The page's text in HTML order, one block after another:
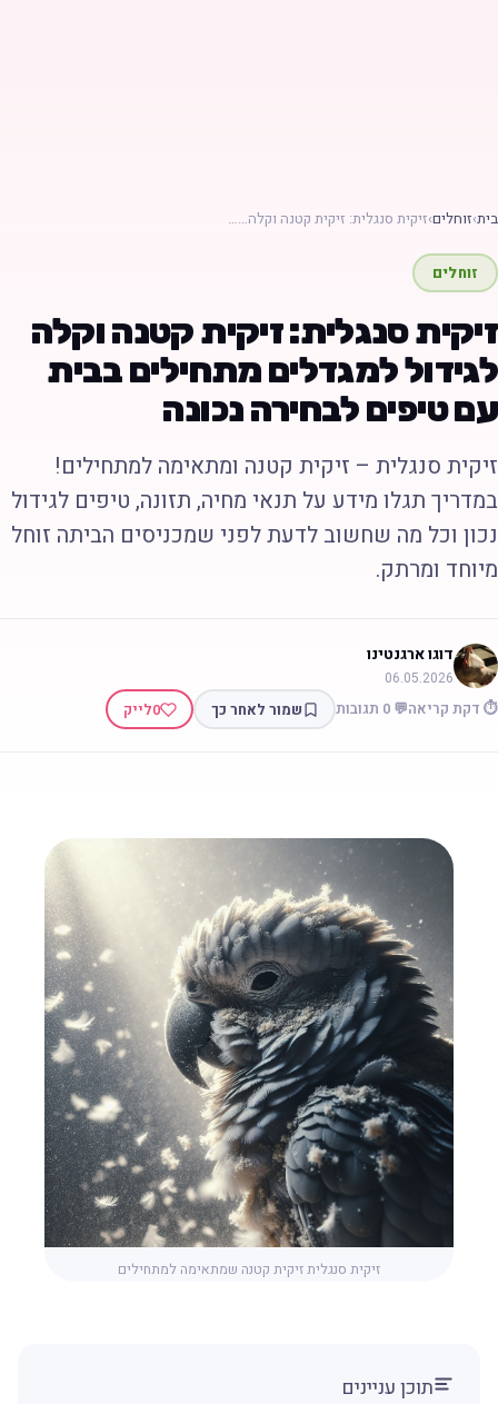
›זוחלים›זיקית סנגלית: זיקית קטנה וקלה……
זוחלים
סנגלית: זיקית קטנה וקלה
למגדלים מתחילים בבית
טיפים לבחירה נכונה
סנגלית – זיקית קטנה ומתאימה למתחילים!
תגלו מידע על תנאי מחיה, תזונה, טיפים לגידול
וכל מה שחשוב לדעת לפני שמכניסים הביתה זוחל
ומרתק.
דוגו ארגנטינו
06.05.2026
דקת קריאה💬 0 תגובות שמור לאחר כך 0לייק
זיקית סנגלית זיקית קטנה שמתאימה למתחילים
תוכן עניינים